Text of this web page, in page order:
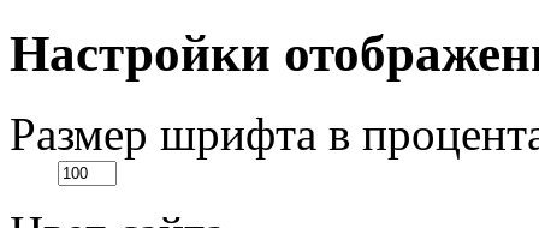
Настройки
Размер шрифта в